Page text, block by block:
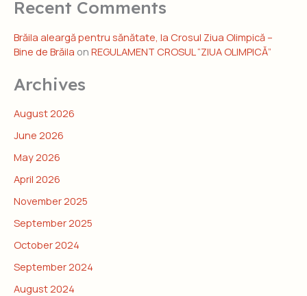
Recent Comments
Brăila aleargă pentru sănătate, la Crosul Ziua Olimpică –
Bine de Brăila on REGULAMENT CROSUL “ZIUA OLIMPICĂ”
Archives
August 2026
June 2026
May 2026
April 2026
November 2025
September 2025
October 2024
September 2024
August 2024